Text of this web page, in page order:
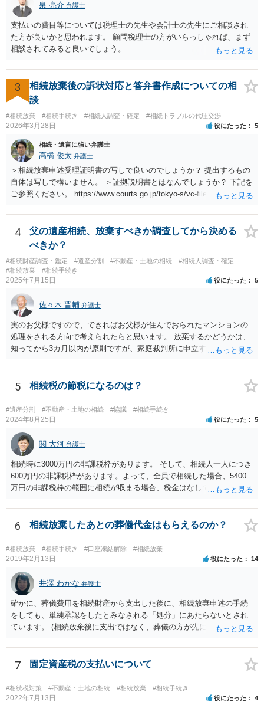
泉 亮介 弁護士
支払いの費目等については税理士の先生や会計士の先生にご相談され
た方が良いかと思われます。 顧問税理士の方がいらっしゃれば、まず
相談されてみると良いでしょう。
3
相続放棄後の訴状対応と答弁書作成についての相
談
#相続放棄 #相続手続き #相続人調査・確定 #相続トラブルの代理交渉
2026年3月28日 役にたった 5
相続・遺言に強い弁護士
髙橋 俊太 弁護士
＞相続放棄申述受理証明書の写しで良いのでしょうか？ 提出するもの
自体は写しで構いません。 ＞証拠説明書とはなんでしょうか？ 下記を
ご参照ください。 https://www.courts.go.jp/tokyo-s/vc-files/tokyo-s/file/
4
父の遺産相続、放棄すべきか調査してから決める
べきか？
#相続財産調査・鑑定 #遺産分割 #不動産・土地の相続
#相続人調査・確定
#相続放棄
#相続手続き
2025年7月15日 役にたった 5
佐々木 晋輔 弁護士
実のお父様ですので、できればお父様が住んでおられたマンションの
処理をされる方向で考えられたらと思います。 放棄するかどうかは、
知ってから3カ月以内が原則ですが、家庭裁判所に申立すれば3カ月の
放棄するかどうか決めることができます。 銀行やサラ金が数年も放置
することはありませんので、数年後に借金が発見される可能性はほぼ
伸長して調査したところ、サラ金に対する過払金など相当な財産が見
つかったため相続したという事例がありました。
5 相続税の節税になるのは？
#遺産分割 #不動産・土地の相続 #協議 #相続手続き
2024年8月25日 役にたった 5
関 大河 弁護士
相続時に3000万円の非課税枠があります。 そして、相続人一人につき
600万円の非課税枠があります。よって、全員で相続した場合、5400
万円の非課税枠の範囲に相続が収まる場合、税金はなしです。 一人が
範囲となります。 一般的には、全員で相続する方が税金はお得です。
また、全員で相続しても、話し合いの結果、親がすべて相続と決める
0万円分使えます。 父が亡くなり、母が全部相続すると、母から三人
で相続する際は、4800万円が非課税枠となります。 そうすると、母が
亡くなってから相続すると、両親のどちらかが亡くなってから相続す
るより非課税の枠が減少します。 計画的に相続をするのがおすすめと
いうことになります。これ以外にも気をつける点はあるかもしれませ
んので、一度相談して想定するのがおすすめと思います。
6 相続放棄したあとの葬儀代金はもらえるのか？
#相続放棄 #相続手続き #口座凍結解除 #相続放棄
2019年2月13日 役にたった 14
井澤 わかな 弁護士
確かに、葬儀費用を相続財産から支出した後に、相続放棄申述の手続
をしても、単純承認をしたとみなされる「処分」にあたらないとされ
ています。 (相続放棄後に支出ではなく、葬儀の方が先に来るのが通常
述の手続ということだと思いますが) ただ、葬儀費用ならいくらでもよ
いということではなく、身分相応の、社会的儀式として当然認められ
に葬儀費用を支出する経済力がなく、質素な葬儀を行った費用であれ
ば相続財産から支出しても単純承認と認められない可能性が高いの
7 固定資産税の支払いについて
#相続税対策 #不動産・土地の相続 #相続放棄 #相続手続き
2022年7月13日 役にたった 4